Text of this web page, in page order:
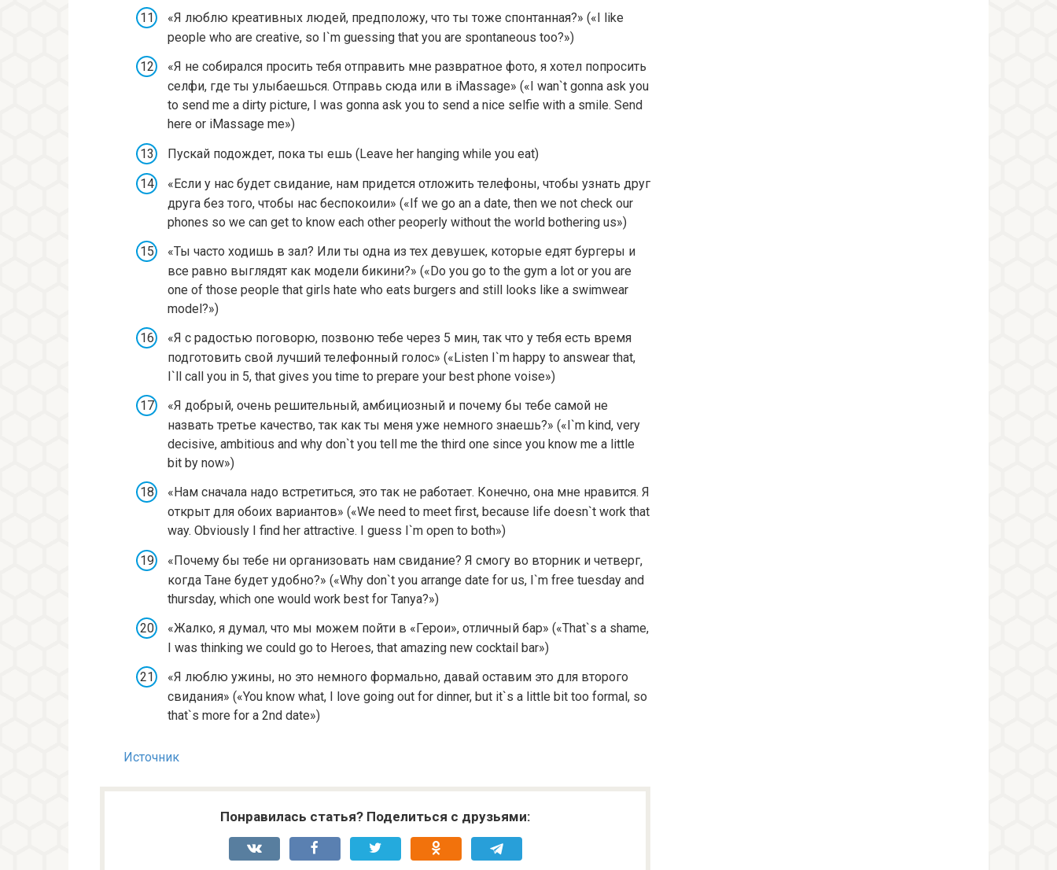
«Я люблю креативных людей, предположу, что ты тоже спонтанная?» («I like
people who are creative, so I`m guessing that you are spontaneous too?»)
«Я не собирался просить тебя отправить мне развратное фото, я хотел попросить
селфи, где ты улыбаешься. Отправь сюда или в iMassage» («I wan`t gonna ask you
to send me a dirty picture, I was gonna ask you to send a nice selfie with a smile. Send
here or iMassage me»)
Пускай подождет, пока ты ешь (Leave her hanging while you eat)
«Если у нас будет свидание, нам придется отложить телефоны, чтобы узнать друг
друга без того, чтобы нас беспокоили» («If we go an a date, then we not check our
phones so we can get to know each other peoperly without the world bothering us»)
«Ты часто ходишь в зал? Или ты одна из тех девушек, которые едят бургеры и
все равно выглядят как модели бикини?» («Do you go to the gym a lot or you are
one of those people that girls hate who eats burgers and still looks like a swimwear
model?»)
«Я с радостью поговорю, позвоню тебе через 5 мин, так что у тебя есть время
подготовить свой лучший телефонный голос» («Listen I`m happy to answear that,
I`ll call you in 5, that gives you time to prepare your best phone voise»)
«Я добрый, очень решительный, амбициозный и почему бы тебе самой не
назвать третье качество, так как ты меня уже немного знаешь?» («I`m kind, very
decisive, ambitious and why don`t you tell me the third one since you know me a little
bit by now»)
«Нам сначала надо встретиться, это так не работает. Конечно, она мне нравится. Я
открыт для обоих вариантов» («We need to meet first, because life doesn`t work that
way. Obviously I find her attractive. I guess I`m open to both»)
«Почему бы тебе ни организовать нам свидание? Я смогу во вторник и четверг,
когда Тане будет удобно?» («Why don`t you arrange date for us, I`m free tuesday and
thursday, which one would work best for Tanya?»)
«Жалко, я думал, что мы можем пойти в «Герои», отличный бар» («That`s a shame,
I was thinking we could go to Heroes, that amazing new cocktail bar»)
«Я люблю ужины, но это немного формально, давай оставим это для второго
свидания» («You know what, I love going out for dinner, but it`s a little bit too formal, so
that`s more for a 2nd date»)
Источник
Понравилась статья? Поделиться с друзьями: